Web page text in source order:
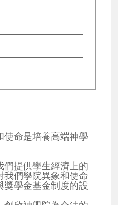
使命是培養高端神學
們提供學生經濟上的
我們學院異象和使命
獎學金基金制度的設